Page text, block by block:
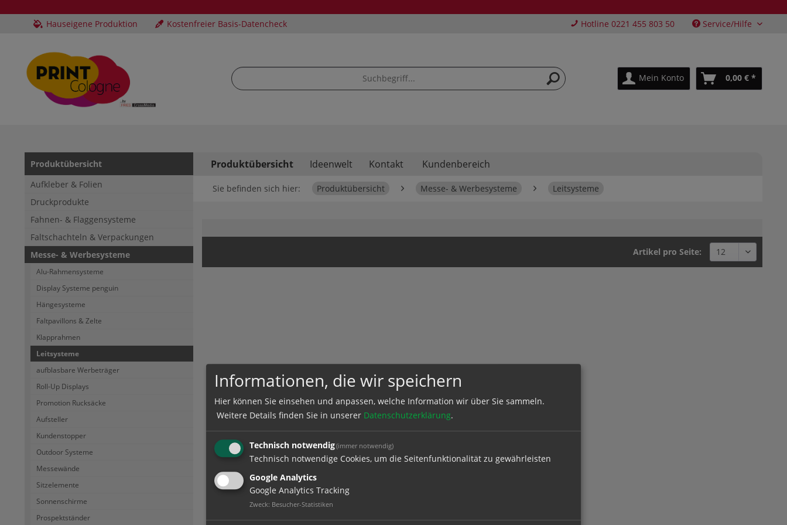
Hauseigene Produktion Kostenfreier Basis-Datencheck Hotline 0221 455 803 50 Service/Hilfe
Mein Konto 0,00 € *
Produktübersicht
Aufkleber & Folien
Druckprodukte
Fahnen- & Flaggensysteme
Faltschachteln & Verpackungen
Messe- & Werbesysteme
Alu-Rahmensysteme
Display Systeme penguin
Hängesysteme
Faltpavillons & Zelte
Klapprahmen
Leitsysteme
aufblasbare Werbeträger
Roll-Up Displays
Promotion Rucksäcke
Aufsteller
Kundenstopper
Outdoor Systeme
Messewände
Sitzelemente
Sonnenschirme
Prospektständer
Produktübersicht Ideenwelt Kontakt Kundenbereich
Sie befinden sich hier: Produktübersicht Messe- & Werbesysteme Leitsysteme
Artikel pro Seite:
Informationen, die wir speichern
Hier können Sie einsehen und anpassen, welche Information wir über Sie sammeln.
Weitere Details finden Sie in unserer Datenschutzerklärung.
Technisch notwendig(immer notwendig)
Technisch notwendige Cookies, um die Seitenfunktionalität zu gewährleisten
Google Analytics
Google Analytics Tracking
Zweck: Besucher-Statistiken